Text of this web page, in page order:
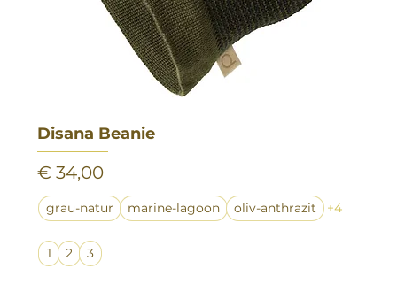
Disana Beanie
Preis
€ 34,00
grau-natur marine-lagoon oliv-anthrazit +4
1 2 3